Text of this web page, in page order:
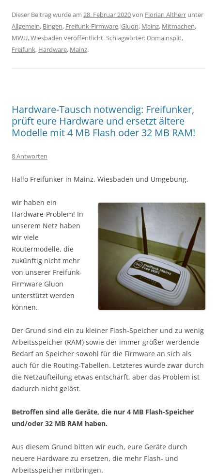
Dieser Beitrag wurde am 28. Februar 2020von Florian Altherr unter
Allgemein, Bingen, Freifunk-Firmware,Gluon, Mainz, Mitmachen,
MWU,Wiesbaden veröffentlicht. Schlagwörter: Domainsplit,
Freifunk, Hardware, Mainz.
Hardware-Tausch notwendig: Freifunker,
prüft eure Hardware und ersetzt ältere
Modelle mit 4 MB Flash oder 32 MB RAM!
8 Antworten
Hallo Freifunker in Mainz, Wiesbaden und Umgebung,
wir haben ein
Hardware-Problem! In
unserem Netz haben
wir viele
Routermodelle, die
zukünftig nicht mehr
von unserer Freifunk-
Firmware Gluon
unterstützt werden
können.
Der Grund sind ein zu kleiner Flash-Speicher und zu wenig
Arbeitsspeicher (RAM) sowie der immer größer werdende
Bedarf an Speicher sowohl für die Firmware an sich als
auch für die Routing-Tabellen. Letzteres wurde zwar durch
die Netzaufteilung etwas entschärft, aber das Problem ist
dadurch nicht gelöst.
Betroffen sind alle Geräte, die nur 4 MB Flash-Speicher
und/oder 32 MB RAM haben.
Aus diesem Grund bitten wir euch, eure Geräte durch
neuere Hardware zu ersetzen, die mehr Flash- und
Arbeitsspeicher mitbringen.